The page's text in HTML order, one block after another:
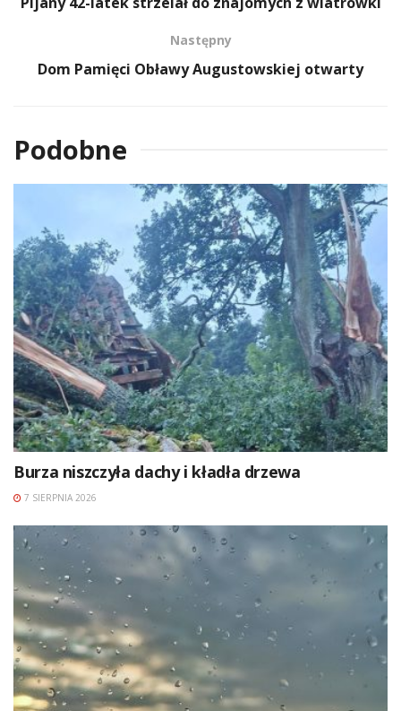
Następny
Dom Pamięci Obławy Augustowskiej otwarty
Podobne
Burza niszczyła dachy i kładła drzewa
7 SIERPNIA 2026